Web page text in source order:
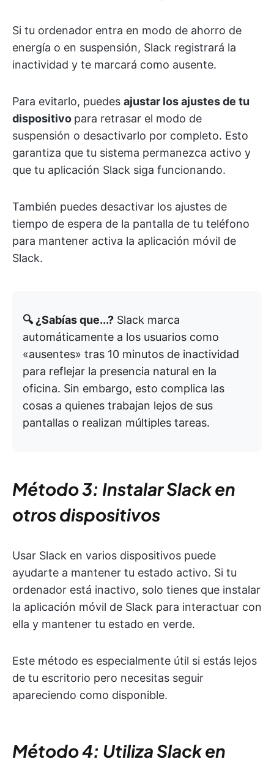
Si tu ordenador entra en modo de ahorro de
energía o en suspensión, Slack registrará la
inactividad y te marcará como ausente.
Para evitarlo, puedes ajustar los ajustes de tu
dispositivo para retrasar el modo de
suspensión o desactivarlo por completo. Esto
garantiza que tu sistema permanezca activo y
que tu aplicación Slack siga funcionando. ​
También puedes desactivar los ajustes de
tiempo de espera de la pantalla de tu teléfono
para mantener activa la aplicación móvil de
Slack.
🔍 ¿Sabías que...? Slack marca
automáticamente a los usuarios como
«ausentes» tras 10 minutos de inactividad
para reflejar la presencia natural en la
oficina. Sin embargo, esto complica las
cosas a quienes trabajan lejos de sus
pantallas o realizan múltiples tareas.
Método 3: Instalar Slack en
otros dispositivos
Usar Slack en varios dispositivos puede
ayudarte a mantener tu estado activo. Si tu
ordenador está inactivo, solo tienes que instalar
la aplicación móvil de Slack para interactuar con
ella y mantener tu estado en verde.
Este método es especialmente útil si estás lejos
de tu escritorio pero necesitas seguir
apareciendo como disponible.
Método 4: Utiliza Slack en